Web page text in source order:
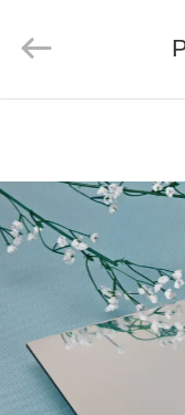
OVER
ONS
Co.,
Reserved.